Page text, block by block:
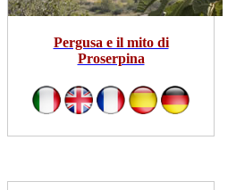
Pergusa e il mito di
Proserpina